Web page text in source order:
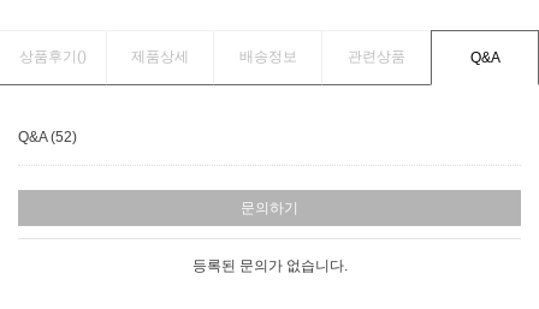
상품후기() 제품상세 배송정보 관련상품 Q&A
Q&A (52)
문의하기
등록된 문의가 없습니다.